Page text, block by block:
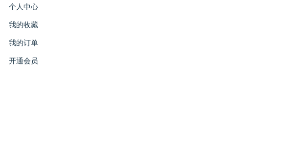
个人中心
我的收藏
我的订单
开通会员